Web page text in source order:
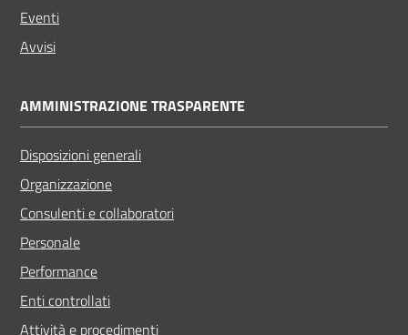
Eventi
Avvisi
AMMINISTRAZIONE TRASPARENTE
Disposizioni generali
Organizzazione
Consulenti e collaboratori
Personale
Performance
Enti controllati
Attività e procedimenti